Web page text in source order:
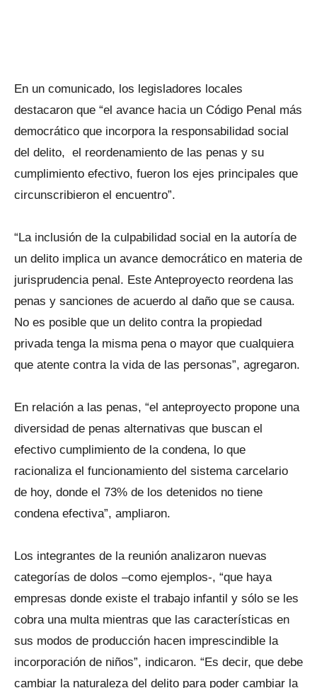
En un comunicado, los legisladores locales
destacaron que “el avance hacia un Código Penal más
democrático que incorpora la responsabilidad social
del delito, el reordenamiento de las penas y su
cumplimiento efectivo, fueron los ejes principales que
circunscribieron el encuentro”.
“La inclusión de la culpabilidad social en la autoría de
un delito implica un avance democrático en materia de
jurisprudencia penal. Este Anteproyecto reordena las
penas y sanciones de acuerdo al daño que se causa.
No es posible que un delito contra la propiedad
privada tenga la misma pena o mayor que cualquiera
que atente contra la vida de las personas”, agregaron.
En relación a las penas, “el anteproyecto propone una
diversidad de penas alternativas que buscan el
efectivo cumplimiento de la condena, lo que
racionaliza el funcionamiento del sistema carcelario
de hoy, donde el 73% de los detenidos no tiene
condena efectiva”, ampliaron.
Los integrantes de la reunión analizaron nuevas
categorías de dolos –como ejemplos-, “que haya
empresas donde existe el trabajo infantil y sólo se les
cobra una multa mientras que las características en
sus modos de producción hacen imprescindible la
incorporación de niños”, indicaron. “Es decir, que debe
cambiar la naturaleza del delito para poder cambiar la